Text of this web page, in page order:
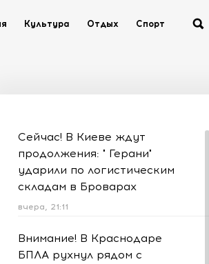
Культура Отдых Спорт
Сейчас! В Киеве ждут
продолжения: " Герани"
ударили по логистическим
складам в Броварах
вчера, 21:11
Внимание! В Краснодаре
БПЛА рухнул рядом с